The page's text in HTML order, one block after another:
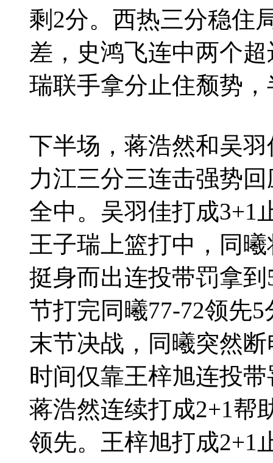
剩2分。西热三分稳住
差，史鸿飞连中两个
瑞联手拿分止住颓势
下半场，蒋浩然和吴
力江三分三连击强势
全中。吴羽佳打成3+1
王子瑞上篮打中，同
挺身而出连投带罚拿
节打完同曦77-72领先5
末节决战，同曦突然
时间仅靠王梓旭连投
蒋浩然连续打成2+1帮
领先。王梓旭打成2+1